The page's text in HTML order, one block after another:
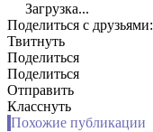
Загрузка...
Поделиться с друзьями:
Твитнуть
Поделиться
Поделиться
Отправить
Класснуть
Похожие публикации